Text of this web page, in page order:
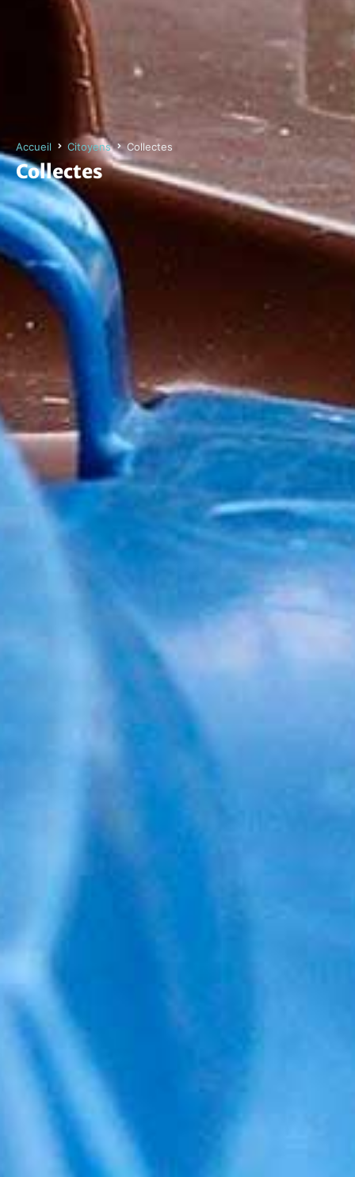
Accueil Citoyens Collectes
Collectes